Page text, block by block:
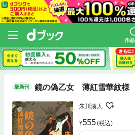
作
最新刊 鏡の偽乙女 薄紅雪華紋様
朱川湊人
555(税込)